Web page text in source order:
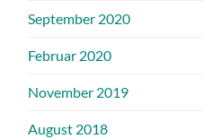
September 2020
Februar 2020
November 2019
August 2018